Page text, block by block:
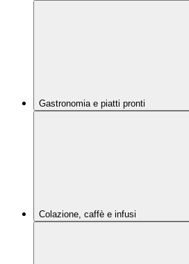
Gastronomia e piatti pronti
Colazione, caffè e infusi